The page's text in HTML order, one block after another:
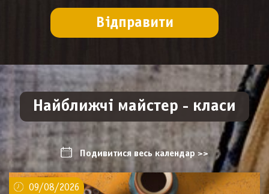
Найближчі майстер - класи
Подивитися весь календар >>
09/08/2026